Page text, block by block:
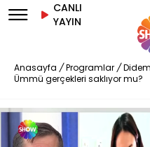
CANLI
YAYIN
Anasayfa / Programlar /
Ümmü gerçekleri saklıyor mu?